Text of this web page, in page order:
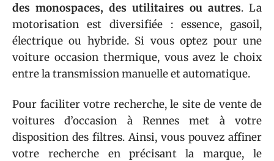
des monospaces, des utilitaires ou autres. La
motorisation est diversifiée : essence, gasoil,
électrique ou hybride. Si vous optez pour une
voiture occasion thermique, vous avez le choix
entre la transmission manuelle et automatique.
Pour faciliter votre recherche, le site de vente de
voitures d’occasion à Rennes met à votre
disposition des filtres. Ainsi, vous pouvez affiner
votre recherche en précisant la marque, le